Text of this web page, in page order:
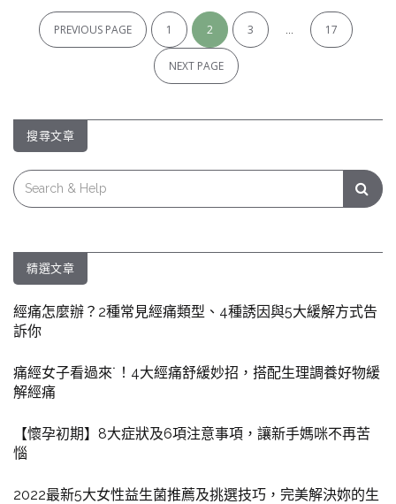
PREVIOUS PAGE 1 2 3 17
NEXT PAGE
搜尋文章
Search
for:
精選文章
經痛怎麼辦？2種常見經痛類型、4種誘因與5大緩解方式告
訴你
痛經女子看過來˙！4大經痛舒緩妙招，搭配生理調養好物緩
解經痛
【懷孕初期】8大症狀及6項注意事項，讓新手媽咪不再苦
惱
2022最新5大女性益生菌推薦及挑選技巧，完美解決妳的生